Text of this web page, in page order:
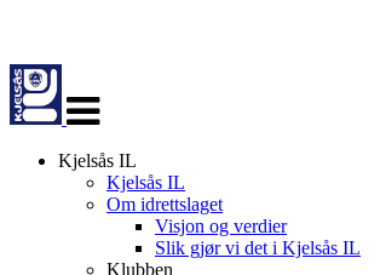
navigasjon
Kjelsås IL
Kjelsås IL
Om idrettslaget
Visjon og verdier
Slik gjør vi det i Kjelsås IL
Klubben